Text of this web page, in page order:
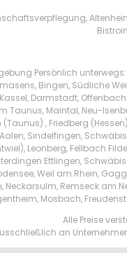
Persönlich
Bingen, Südliche
Darmstadt,
Taunus, Maintal, Neu-
, Friedberg
Sindelfingen,
Leonberg, Fellbach
Ettlingen,
Weil am Rhein,
Remseck am
Mosbach,
Alle Preise
an